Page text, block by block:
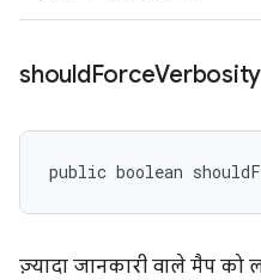
shouldForceVerbosity
public boolean
ज़्यादा जानकारी वाले मैप को